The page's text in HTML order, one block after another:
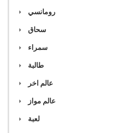
رومانسي
سحاق
سمراء
طالبة
عالم اخر
عالم مواز
لعبة